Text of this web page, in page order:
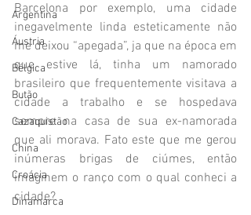
Argentina
Áustria
Bélgica
Butão
Cazaquistão
China
Croácia
Dinamarca
Barcelona por exemplo, uma cidade
inegavelmente linda esteticamente não
me deixou “apegada”, ja que na época em
que estive lá, tinha um namorado
brasileiro que frequentemente visitava a
cidade a trabalho e se hospedava
sempre na casa de sua ex-namorada
que ali morava. Fato este que me gerou
inúmeras brigas de ciúmes, então
imaginem o ranço com o qual conheci a
cidade?